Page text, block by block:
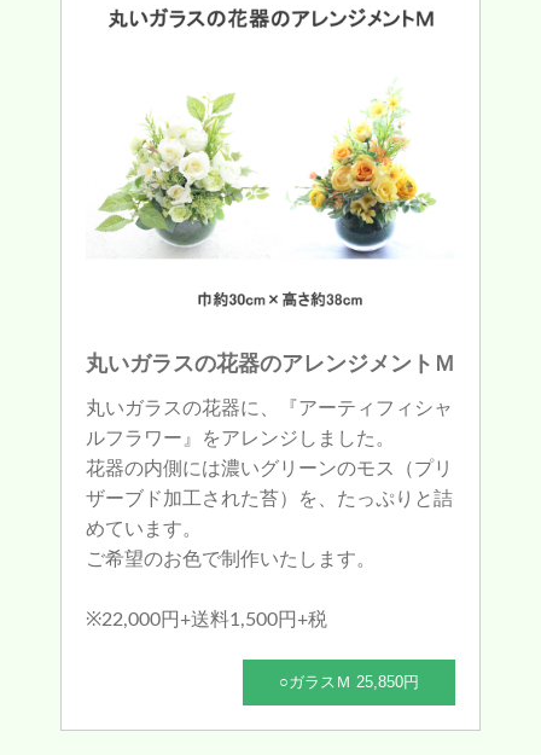
丸いガラスの花器のアレンジメントＭ
丸いガラスの花器に、『アーティフィシャ
ルフラワー』をアレンジしました。
花器の内側には濃いグリーンのモス（プリ
ザーブド加工された苔）を、たっぷりと詰
めています。
ご希望のお色で制作いたします。
※22,000円+送料1,500円+税
○ガラスＭ 25,850円